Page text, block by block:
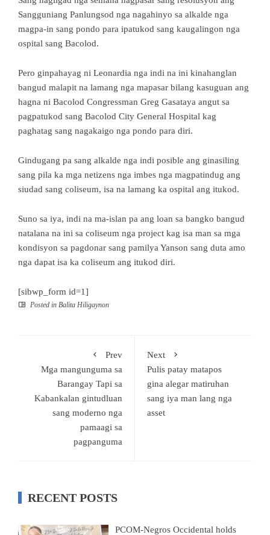
Sangguniang Panlungsod nga nagahinyo sa alkalde nga
magpa-in sang pondo para ipatukod sang kaugalingon nga
ospital sang Bacolod.
Pero ginpahayag ni Leonardia nga indi na ini kinahanglan
bangud malapit na lamang nga mapasar bilang kasuguan ang
hagna ni Bacolod Congressman Greg Gasataya angut sa
pagpatukod sang Bacolod City General Hospital kag
paghatag sang nagakaigo nga pondo para diri.
Gindugang pa sang alkalde nga indi posible ang ginasiling
sang pila ka mga netizens nga imbes nga magpatindug ang
siudad sang coliseum, isa na lamang ka ospital ang itukod.
Suno sa iya, indi na ma-islan pa ang loan sa bangko bangud
natalana na ini sa coliseum nga project kag isa man sa mga
kondisyon sa pagdonar sang pamilya Yanson sang duta amo
nga dapat isa ka coliseum ang itukod diri.
[sibwp_form id=1]
Posted in Balita Hiligaynon
Prev
Mga mangunguma sa
Barangay Tapi sa
Kabankalan gintudluan
sang moderno nga
pamaagi sa
pagpanguma
Next
Pulis patay matapos
gina alegar matiruhan
sang iya man lang nga
asset
RECENT POSTS
PCOM-Negros Occidental holds